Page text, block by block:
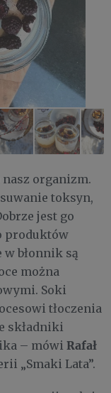
organizm.
toksyn,
jest go
produktów
w błonnik są
można
Soki
tłoczenia
składniki
– mówi Rafał
„Smaki Lata”.